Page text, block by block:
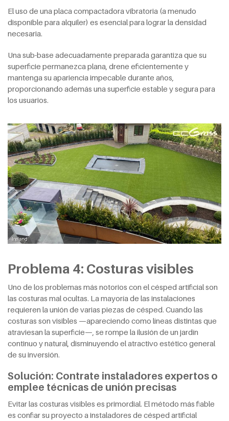
El uso de una placa compactadora vibratoria (a menudo
disponible para alquiler) es esencial para lograr la densidad
necesaria.
Una sub-base adecuadamente preparada garantiza que su
superficie permanezca plana, drene eficientemente y
mantenga su apariencia impecable durante años,
proporcionando además una superficie estable y segura para
los usuarios.
Problema 4: Costuras visibles
Uno de los problemas más notorios con el césped artificial son
las costuras mal ocultas. La mayoría de las instalaciones
requieren la unión de varias piezas de césped. Cuando las
costuras son visibles —apareciendo como líneas distintas que
atraviesan la superficie—, se rompe la ilusión de un jardín
continuo y natural, disminuyendo el atractivo estético general
de su inversión.
Solución: Contrate instaladores expertos o
emplee técnicas de unión precisas
Evitar las costuras visibles es primordial. El método más fiable
es confiar su proyecto a instaladores de césped artificial